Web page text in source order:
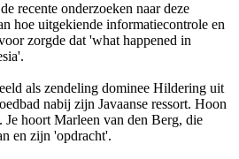
recente onderzoeken naar deze
hoe uitgekiende informatiecontrole en
zorgde dat 'what happened in
als zendeling dominee Hildering uit
nabij zijn Javaanse ressort. Hoon
hoort Marleen van den Berg, die
en zijn 'opdracht'.